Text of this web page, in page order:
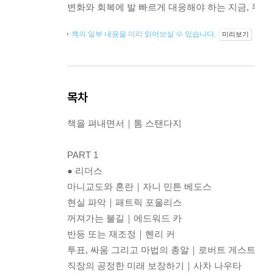
변화와 회복에 발 빠르게 대응해야 하는 지금
책의 일부 내용을 미리 읽어보실 수 있습니다. 미리보기
목차
책을 펴내면서｜톰 스탠다지
PART 1
● 리더스
마니교도와 혼란｜자니 민튼 베도스
현실 파악｜패트릭 포울리스
꺼져가는 불길｜에드워드 카
반등 또는 재조정｜헨리 커
투표, 싸움 그리고 마법의 총알｜로버트 게스트
직장의 공정한 미래 보장하기｜사차 나우타